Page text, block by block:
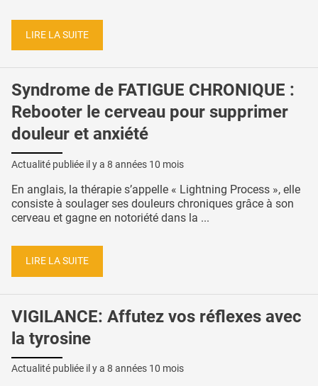
LIRE LA SUITE
Syndrome de FATIGUE CHRONIQUE :
Rebooter le cerveau pour supprimer
douleur et anxiété
Actualité publiée il y a 8 années 10 mois
En anglais, la thérapie s’appelle « Lightning Process », elle
consiste à soulager ses douleurs chroniques grâce à son
cerveau et gagne en notoriété dans la ...
LIRE LA SUITE
VIGILANCE: Affutez vos réflexes avec
la tyrosine
Actualité publiée il y a 8 années 10 mois